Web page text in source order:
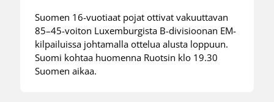
Suomen 16-vuotiaat pojat ottivat vakuuttavan
85–45-voiton Luxemburgista B-divisioonan EM-
kilpailuissa johtamalla ottelua alusta loppuun.
Suomi kohtaa huomenna Ruotsin klo 19.30
Suomen aikaa.